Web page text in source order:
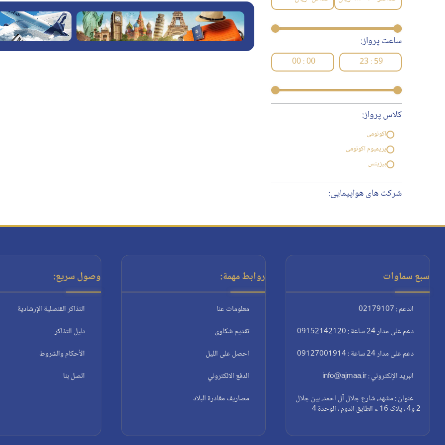
ساعت پرواز:
23 : 59
00 : 00
کلاس پرواز:
اکونومی
پریمیوم اکونومی
بیزینس
شرکت های هواپیمایی:
سبع سماوات
الدعم : 02179107
دعم على مدار 24 ساعة : 09152142120
دعم على مدار 24 ساعة : 09127001914
البريد الإلكتروني : info@ajmaa.ir
عنوان : مشهد، شارع جلال آل احمد، بين جلال
2 و4 ، پلاک 16 ء الطابق الدوم ، الوحدة 4
روابط مهمة:
معلومات عنا
تقديم شكاوى
احصل على الليل
الدفع الالكتروني
مصاريف مغادرة البلاد
وصول سريع:
التذاكر القنصلية الإرشادية
دليل التذاكر
الأحكام والشروط
اتصل بنا